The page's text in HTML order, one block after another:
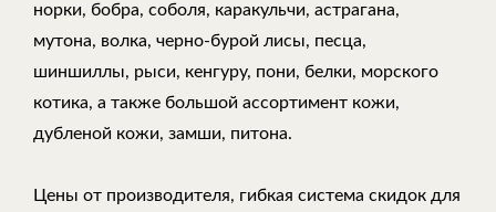
норки, бобра, соболя, каракульчи, астрагана,
мутона, волка, черно-бурой лисы, песца,
шиншиллы, рыси, кенгуру, пони, белки, морского
котика, а также большой ассортимент кожи,
дубленой кожи, замши, питона.
Цены от производителя, гибкая система скидок для